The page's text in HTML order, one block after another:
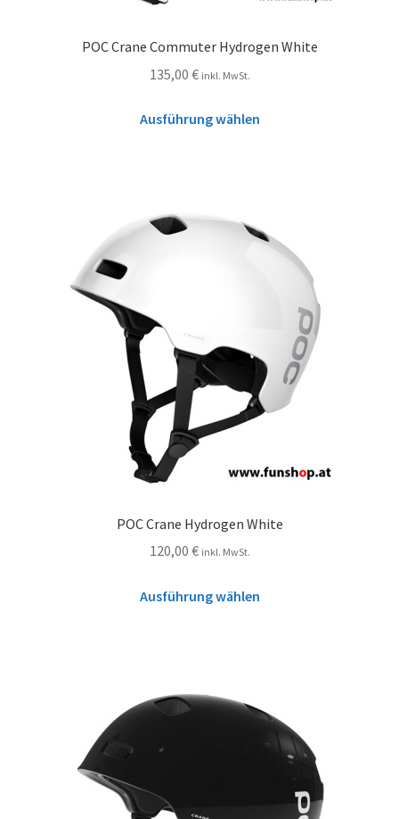
POC Crane Commuter Hydrogen White
135,00 € inkl. MwSt.
Ausführung wählen
POC Crane Hydrogen White
120,00 € inkl. MwSt.
Ausführung wählen